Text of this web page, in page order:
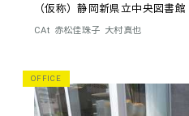
（仮称）静岡新県立中央図書館
CAt 赤松佳珠子 大村真也
OFFICE